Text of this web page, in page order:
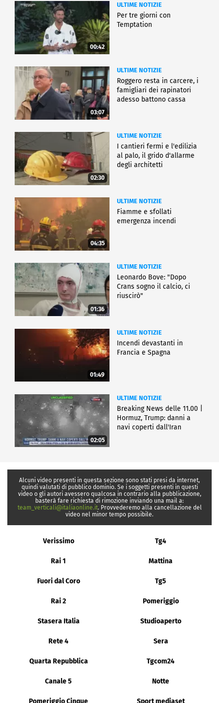
00:42
ULTIME NOTIZIE
Per tre giorni con
Temptation
03:07
ULTIME NOTIZIE
Roggero resta in carcere, i
famigliari dei rapinatori
adesso battono cassa
02:30
ULTIME NOTIZIE
I cantieri fermi e l'edilizia
al palo, il grido d'allarme
degli architetti
04:35
ULTIME NOTIZIE
Fiamme e sfollati
emergenza incendi
01:36
ULTIME NOTIZIE
Leonardo Bove: "Dopo
Crans sogno il calcio, ci
riuscirò"
01:49
ULTIME NOTIZIE
Incendi devastanti in
Francia e Spagna
02:05
ULTIME NOTIZIE
Breaking News delle 11.00 |
Hormuz, Trump: danni a
navi coperti dall'Iran
Alcuni video presenti in questa sezione sono stati presi da internet,
quindi valutati di pubblico dominio. Se i soggetti presenti in questi
video o gli autori avessero qualcosa in contrario alla pubblicazione,
basterà fare richiesta di rimozione inviando una mail a:
team_verticali@italiaonline.it. Provvederemo alla cancellazione del
video nel minor tempo possibile.
Verissimo Tg4
Rai 1 Mattina
Fuori dal Coro Tg5
Rai 2 Pomeriggio
Stasera Italia Studioaperto
Rete 4 Sera
Quarta Repubblica Tgcom24
Canale 5 Notte
Pomeriggio Cinque Sport mediaset